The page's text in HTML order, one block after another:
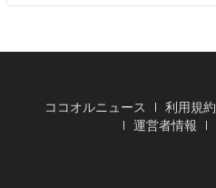
ココオルニュース 利用規約
運営者情報